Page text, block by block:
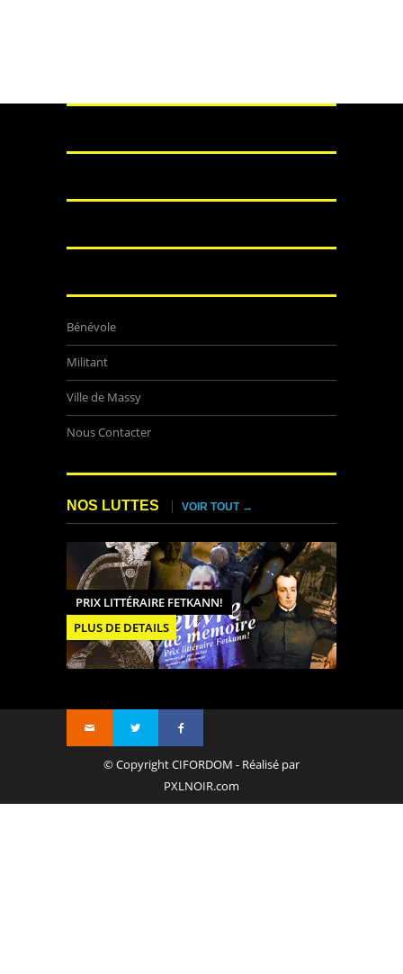
Bénévole
Militant
Ville de Massy
Nous Contacter
NOS LUTTES VOIR TOUT →
PRIX LITTÉRAIRE FETKANN!
PLUS DE DETAILS
© Copyright CIFORDOM - Réalisé par
PXLNOIR.com